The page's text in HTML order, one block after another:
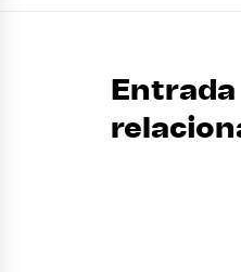
Entrada